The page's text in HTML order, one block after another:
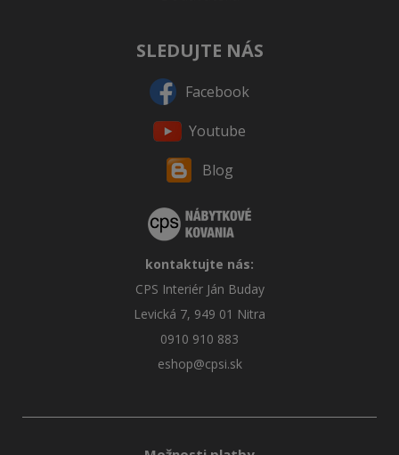
SLEDUJTE NÁS
Facebook
Youtube
Blog
kontaktujte nás:
CPS Interiér Ján Buday
Levická 7, 949 01 Nitra
0910 910 883
eshop@cpsi.sk